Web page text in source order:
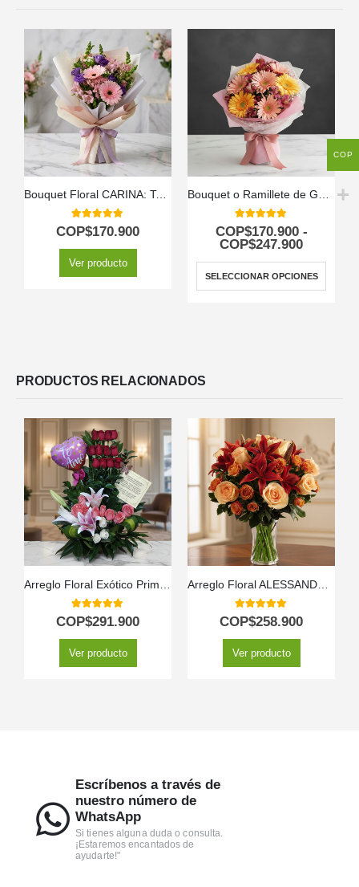
Bouquet Floral CARINA: Ternura en Gerberas y Astromelias Rosadas 💖
5.00out of 5
COP$170.900
Ver producto
Bouquet o Ramillete de Gerberas Multicolor
5.00out of 5
COP$170.900 -
COP$247.900
SELECCIONAR OPCIONES
PRODUCTOS RELACIONADOS
5.00out of 5
COP$291.900
Ver producto
5.00out of 5
COP$258.900
Ver producto
Escríbenos a través de
nuestro número de
WhatsApp
Si tienes alguna duda o consulta.
¡Estaremos encantados de
ayudarte!"
COP